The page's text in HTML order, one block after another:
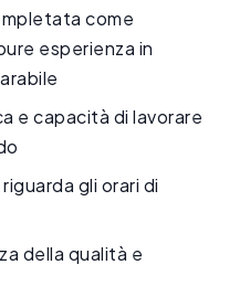
come
esperienza in
e capacità di lavorare
gli orari di
della qualità e